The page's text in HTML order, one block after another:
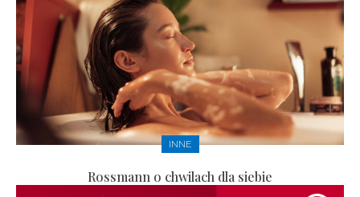
INNE
Rossmann o chwilach dla siebie